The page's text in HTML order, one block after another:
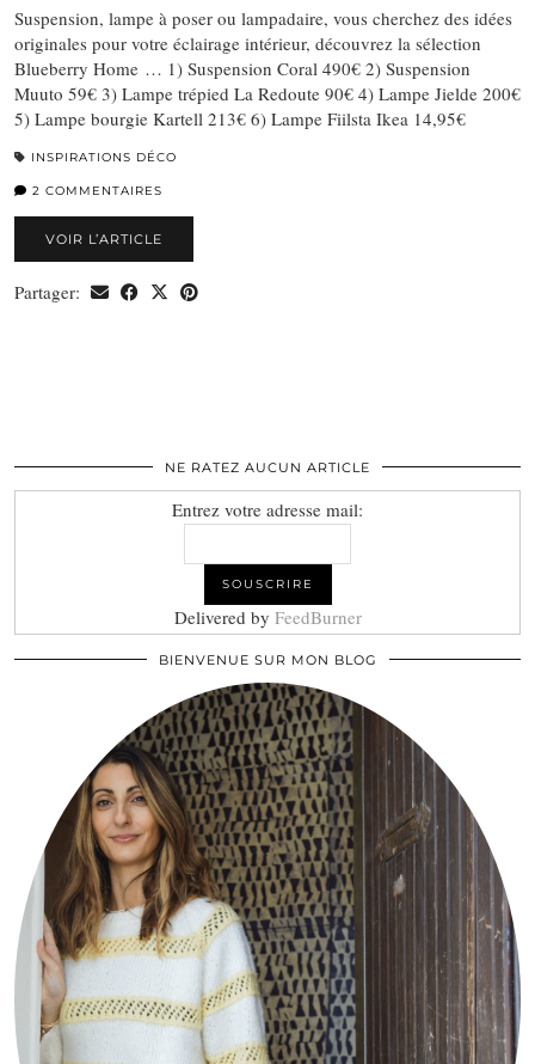
Suspension, lampe à poser ou lampadaire, vous cherchez des idées
originales pour votre éclairage intérieur, découvrez la sélection
Blueberry Home … 1) Suspension Coral 490€ 2) Suspension
Muuto 59€ 3) Lampe trépied La Redoute 90€ 4) Lampe Jielde 200€
5) Lampe bourgie Kartell 213€ 6) Lampe Fiilsta Ikea 14,95€
INSPIRATIONS DÉCO
2 COMMENTAIRES
VOIR L’ARTICLE
Partager:
NE RATEZ AUCUN ARTICLE
Entrez votre adresse mail:
Delivered by FeedBurner
BIENVENUE SUR MON BLOG